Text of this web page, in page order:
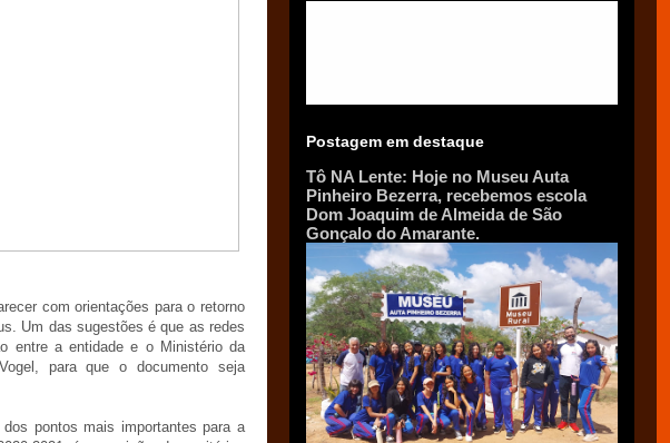
com orientações para o retorno
Um das sugestões é que as redes
entre a entidade e o Ministério da
para que o documento seja
pontos mais importantes para a
Postagem em destaque
Tô NA Lente: Hoje no Museu Auta
Pinheiro Bezerra, recebemos escola
Dom Joaquim de Almeida de São
Gonçalo do Amarante.